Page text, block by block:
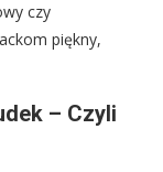
czy
piękny,
– Czyli